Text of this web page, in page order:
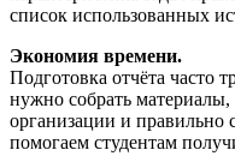
список использованных
Экономия времени.
Подготовка отчёта часто
нужно собрать материалы,
организации и
помогаем студентам